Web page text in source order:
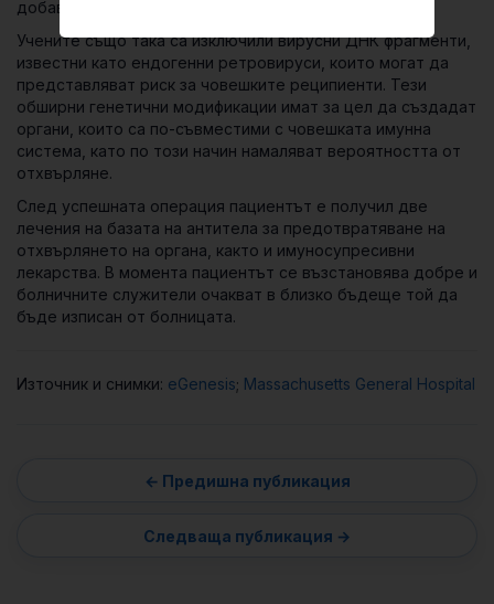
добавяне на 7 човешки гена.
Учените също така са изключили вирусни ДНК фрагменти,
известни като ендогенни ретровируси, които могат да
представляват риск за човешките реципиенти. Тези
обширни генетични модификации имат за цел да създадат
органи, които са по-съвместими с човешката имунна
система, като по този начин намаляват вероятността от
отхвърляне.
След успешната операция пациентът е получил две
лечения на базата на антитела за предотвратяване на
отхвърлянето на органа, както и имуносупресивни
лекарства. В момента пациентът се възстановява добре и
болничните служители очакват в близко бъдеще той да
бъде изписан от болницата.
Източник и снимки: еGenesis; Massachusetts General Hospital